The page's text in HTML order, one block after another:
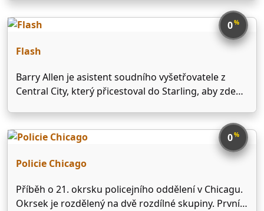
sobě bude zvát různé osobnosti a bude vtipně
komentovat, co se mu …
0%
Flash
Barry Allen je asistent soudního vyšetřovatele z
Central City, který přicestoval do Starling, aby zde
mít spojení s tragickou událostí z jeho minulosti.
Jakožto milovník komiksů je Barry přímo posedlý
0%
Policie Chicago
Příběh o 21. okrsku policejního oddělení v Chicagu.
Okrsek je rozdělený na dvě rozdílné skupiny. První